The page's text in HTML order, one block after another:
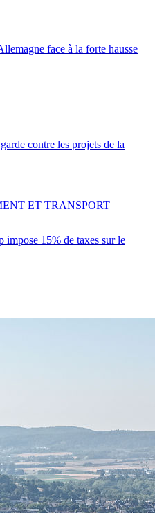
face à la forte hausse
contre les projets de la
impose 15% de taxes sur le
ET TRANSPORT